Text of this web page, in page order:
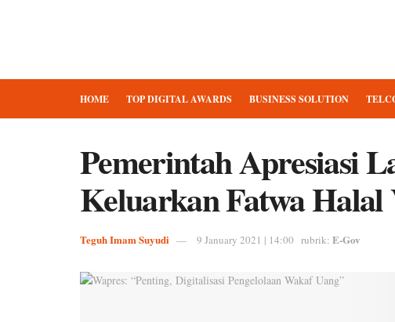
HOME TOP DIGITAL AWARDS BUSINESS SOLUTION
Pemerintah Apresiasi
Keluarkan Fatwa Halal
Teguh Imam Suyudi 9 January 2021 | 14:00 rubrik: E-Gov